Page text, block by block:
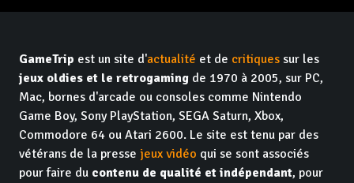
GameTrip est un site d'actualité et de critiques sur les
jeux oldies et le retrogaming de 1970 à 2005, sur PC,
Mac, bornes d'arcade ou consoles comme Nintendo
Game Boy, Sony PlayStation, SEGA Saturn, Xbox,
Commodore 64 ou Atari 2600. Le site est tenu par des
vétérans de la presse jeux vidéo qui se sont associés
pour faire du contenu de qualité et indépendant, pour